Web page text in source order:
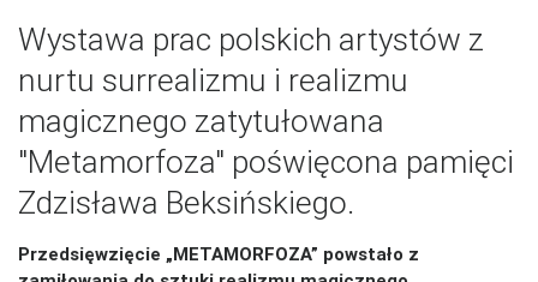
Wystawa prac polskich artystów z
nurtu surrealizmu i realizmu
magicznego zatytułowana
"Metamorfoza" poświęcona pamięci
Zdzisława Beksińskiego.
Przedsięwzięcie „METAMORFOZA” powstało z